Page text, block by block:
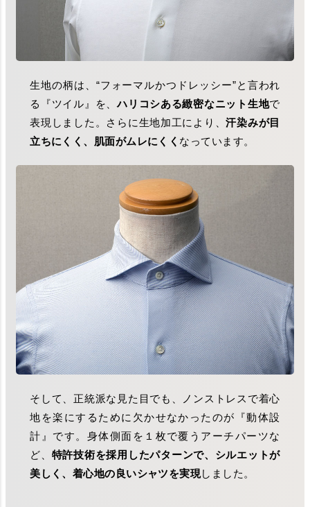
生地の柄は、“フォーマルかつドレッシー”と言われ
る『ツイル』を、ハリコシある緻密なニット生地で
表現しました。さらに生地加工により、汗染みが目
立ちにくく、肌面がムレにくく なっています。
そして、正統派な見た目でも、ノンストレスで着心
地を楽にするために欠かせなかったのが『動体設
計』です。身体側面を１枚で覆うアーチパーツな
ど、 特許技術を採用したパターンで、シルエットが
美しく、着心地の良いシャツを実現しました。